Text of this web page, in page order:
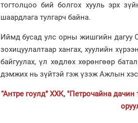
тогтолцоо бий болгох хууль эрх
шаардлага тулгарч байна.
Иймд бусад улс орны жишгийн дагуу
зохицуулалтаар хангах, хуулийн
байгуулах, үл хөдлөх хөрөнгөөр
дэмжих нь зүйтэй гэж үзэж Ажлын
“Антре гоулд” ХХК, "Петрочайна